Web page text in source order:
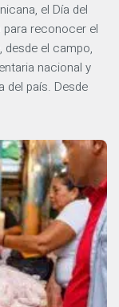
el Día del
reconocer el
desde el campo,
nacional y
del país. Desde